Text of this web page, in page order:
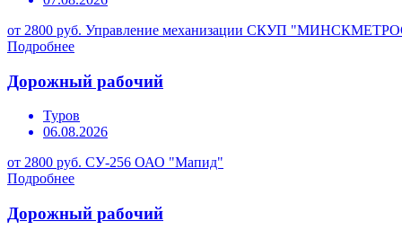
от 2800 руб. Управление механизации СКУП
Подробнее
Дорожный рабочий
Туров
06.08.2026
от 2800 руб. СУ-256 ОАО "Мапид"
Подробнее
Дорожный рабочий